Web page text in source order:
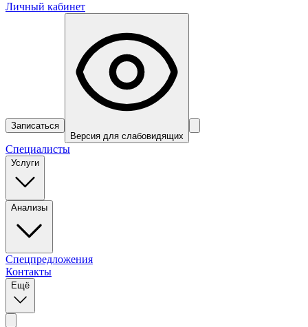
Личный кабинет
Записаться
Версия для слабовидящих
Специалисты
Услуги
Анализы
Спецпредложения
Контакты
Ещё